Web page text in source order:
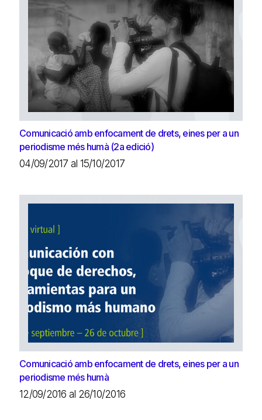
Comunicació amb enfocament de drets, eines per a un
periodisme més humà (2a edició)
04/09/2017 al 15/10/2017
Comunicació amb enfocament de drets, eines per a un
periodisme més humà
12/09/2016 al 26/10/2016